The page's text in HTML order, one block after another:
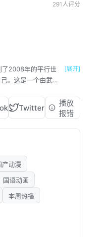
291人评分
2008年的平行世
。这是一个由武者
运巧合，重生后的
通过接触任意价值
头脑，方平顺利进
的岁月中，不断完
，他逐渐意识到武
、友情、爱情的使
[展开]
Twitter
播放
报错
产动漫
国语动画
本周热播